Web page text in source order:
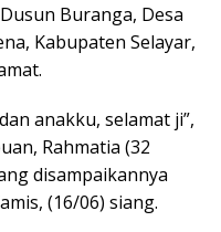
Buranga, Desa
Kabupaten Selayar,
anakku, selamat ji”,
Rahmatia (32
disampaikannya
(16/06) siang.